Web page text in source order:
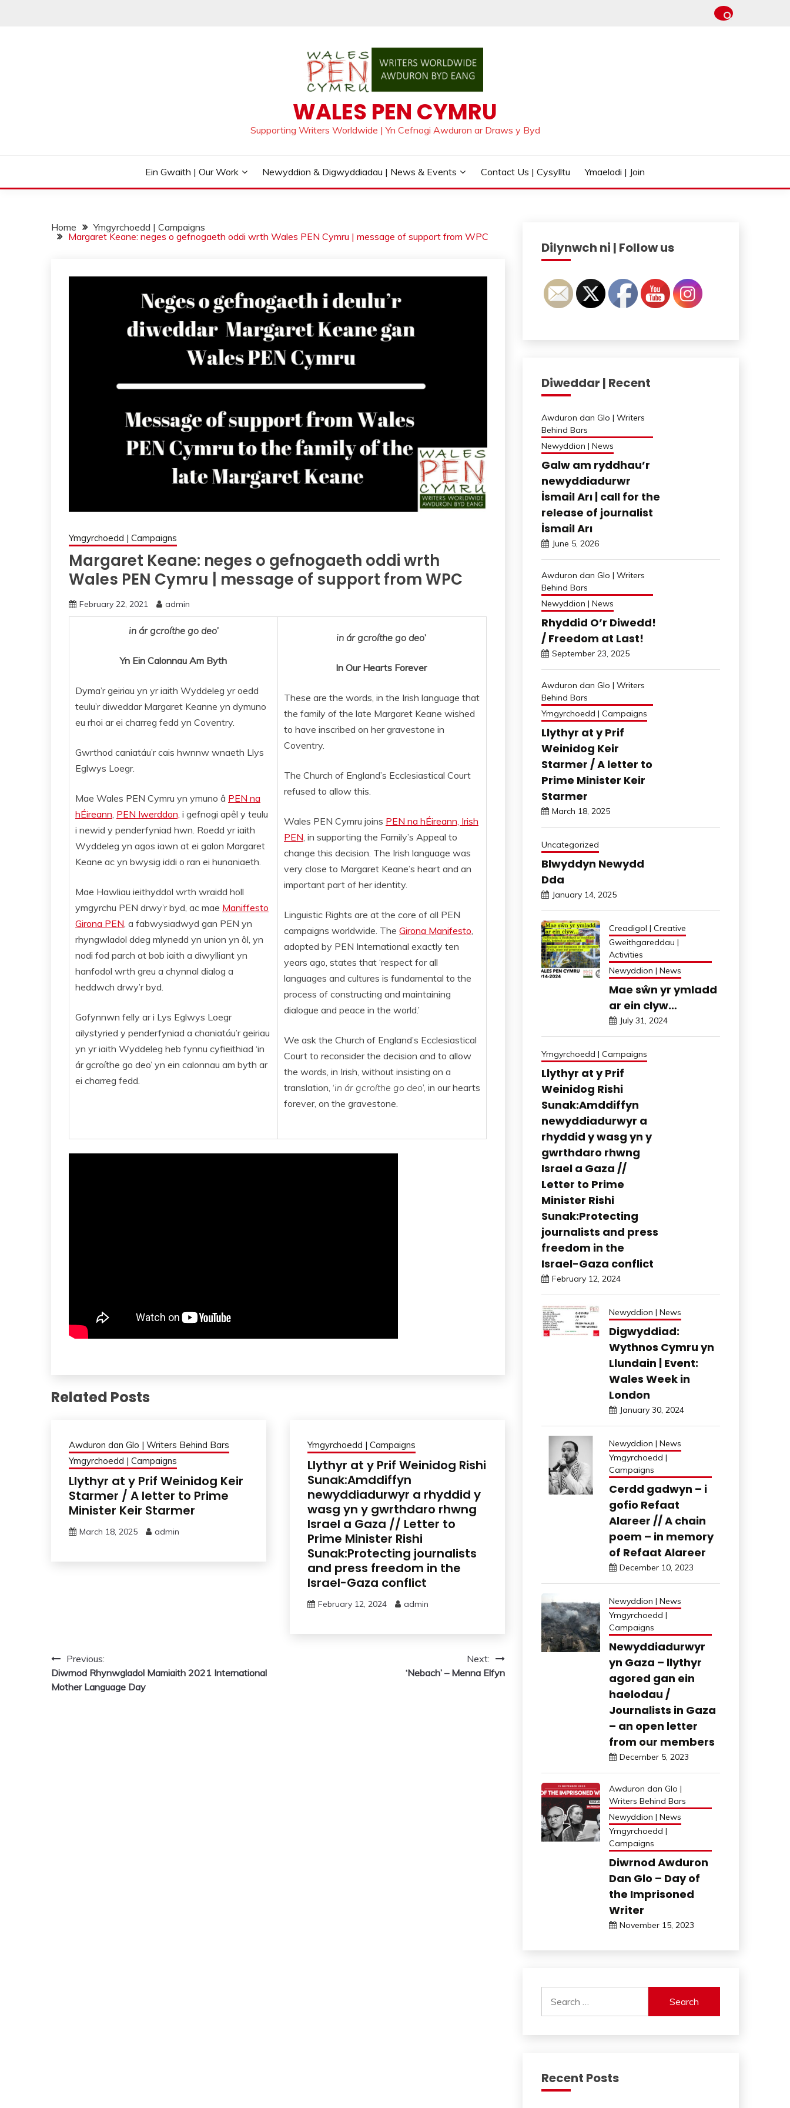
WALES PEN CYMRU
Supporting Writers Worldwide | Yn Cefnogi Awduron ar Draws y Byd
Ein Gwaith | Our Work Newyddion & Digwyddiadau | News & Events Contact Us | Cysylltu Ymaelodi | Join
Home
Ymgyrchoedd | Campaigns
Margaret Keane: neges o gefnogaeth oddi wrth Wales PEN Cymru | message of support from WPC
Ymgyrchoedd | Campaigns
Margaret Keane: neges o gefnogaeth oddi wrth
Wales PEN Cymru | message of support from WPC
February 22, 2021 admin
in ár gcroíthe go deo’
Yn Ein Calonnau Am Byth
Dyma’r geiriau yn yr iaith Wyddeleg yr oedd
teulu’r diweddar Margaret Keanne yn dymuno
eu rhoi ar ei charreg fedd yn Coventry.
Gwrthod caniatáu’r cais hwnnw wnaeth Llys
Eglwys Loegr.
Mae Wales PEN Cymru yn ymuno â PEN na
hÉireann, PEN Iwerddon, i gefnogi apêl y teulu
i newid y penderfyniad hwn. Roedd yr iaith
Wyddeleg yn agos iawn at ei galon Margaret
Keane ac yn bwysig iddi o ran ei hunaniaeth.
Mae Hawliau ieithyddol wrth wraidd holl
ymgyrchu PEN drwy’r byd, ac mae Maniffesto
Girona PEN, a fabwysiadwyd gan PEN yn
rhyngwladol ddeg mlynedd yn union yn ôl, yn
nodi fod parch at bob iaith a diwylliant yn
hanfodol wrth greu a chynnal dialog a
heddwch drwy’r byd.
Gofynnwn felly ar i Lys Eglwys Loegr
ailystyried y penderfyniad a chaniatáu’r geiriau
yn yr iaith Wyddeleg heb fynnu cyfieithiad ‘in
ár gcroíthe go deo’ yn ein calonnau am byth ar
ei charreg fedd.
in ár gcroíthe go deo’
In Our Hearts Forever
These are the words, in the Irish language that
the family of the late Margaret Keane wished
to have inscribed on her gravestone in
Coventry.
The Church of England’s Ecclesiastical Court
refused to allow this.
Wales PEN Cymru joins PEN na hÉireann, Irish
PEN, in supporting the Family’s Appeal to
change this decision. The Irish language was
very close to Margaret Keane’s heart and an
important part of her identity.
Linguistic Rights are at the core of all PEN
campaigns worldwide. The Girona Manifesto,
adopted by PEN International exactly ten
years ago, states that ‘respect for all
languages and cultures is fundamental to the
process of constructing and maintaining
dialogue and peace in the world.’
We ask the Church of England’s Ecclesiastical
Court to reconsider the decision and to allow
the words, in Irish, without insisting on a
translation, ‘in ár gcroíthe go deo’, in our hearts
forever, on the gravestone.
Related Posts
Awduron dan Glo | Writers Behind Bars
Ymgyrchoedd | Campaigns
Llythyr at y Prif Weinidog Keir
Starmer / A letter to Prime
Minister Keir Starmer
March 18, 2025 admin
Ymgyrchoedd | Campaigns
Llythyr at y Prif Weinidog Rishi
Sunak:Amddiffyn
newyddiadurwyr a rhyddid y
wasg yn y gwrthdaro rhwng
Israel a Gaza // Letter to
Prime Minister Rishi
Sunak:Protecting journalists
and press freedom in the
Israel-Gaza conflict
February 12, 2024 admin
Post
navigation
Previous:
Diwrnod Rhynwgladol Mamiaith 2021 International
Mother Language Day
Next:
‘Nebach’ – Menna Elfyn
Dilynwch ni | Follow us
Diweddar | Recent
Awduron dan Glo | Writers
Behind Bars
Newyddion | News
Galw am ryddhau’r
newyddiadurwr
İsmail Arı | call for the
release of journalist
İsmail Arı
June 5, 2026
Awduron dan Glo | Writers
Behind Bars
Newyddion | News
Rhyddid O’r Diwedd!
/ Freedom at Last!
September 23, 2025
Awduron dan Glo | Writers
Behind Bars
Ymgyrchoedd | Campaigns
Llythyr at y Prif
Weinidog Keir
Starmer / A letter to
Prime Minister Keir
Starmer
March 18, 2025
Uncategorized
Blwyddyn Newydd
Dda
January 14, 2025
Creadigol | Creative
Gweithgareddau |
Activities
Newyddion | News
Mae sŵn yr ymladd
ar ein clyw…
July 31, 2024
Ymgyrchoedd | Campaigns
Llythyr at y Prif
Weinidog Rishi
Sunak:Amddiffyn
newyddiadurwyr a
rhyddid y wasg yn y
gwrthdaro rhwng
Israel a Gaza //
Letter to Prime
Minister Rishi
Sunak:Protecting
journalists and press
freedom in the
Israel-Gaza conflict
February 12, 2024
Newyddion | News
Digwyddiad:
Wythnos Cymru yn
Llundain | Event:
Wales Week in
London
January 30, 2024
Newyddion | News
Ymgyrchoedd |
Campaigns
Cerdd gadwyn – i
gofio Refaat
Alareer // A chain
poem – in memory
of Refaat Alareer
December 10, 2023
Newyddion | News
Ymgyrchoedd |
Campaigns
Newyddiadurwyr
yn Gaza – llythyr
agored gan ein
haelodau /
Journalists in Gaza
– an open letter
from our members
December 5, 2023
Awduron dan Glo |
Writers Behind Bars
Newyddion | News
Ymgyrchoedd |
Campaigns
Diwrnod Awduron
Dan Glo – Day of
the Imprisoned
Writer
November 15, 2023
for:
Recent Posts